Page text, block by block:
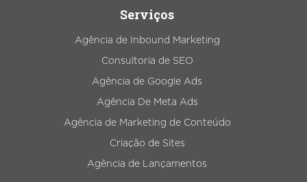
Serviços
Agência de Inbound Marketing
Consultoria de SEO
Agência de Google Ads
Agência De Meta Ads
Agência de Marketing de Conteúdo
Criação de Sites
Agência de Lançamentos